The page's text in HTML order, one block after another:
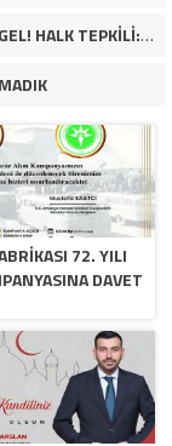
YETER ARTIK FERHAT İLE ŞİRİN’İN YOLUNA ENGEL! HALK TEPKİLİ: “YOLU KAPATMAK ÇÖZÜM DEĞİL, GÖREVİNİ YAP!”
72. YILI
DAVET